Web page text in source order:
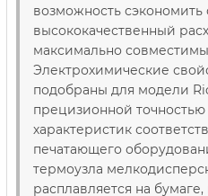
возможность сэкономить
высококачественный
максимально
Электрохимические
подобраны для модели
прецизионной точностью
характеристик
печатающего
термоузла
расплавляется на